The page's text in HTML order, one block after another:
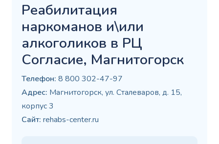
Реабилитация
наркоманов и\или
алкоголиков в РЦ
Согласие, Магнитогорск
Телефон: 8 800 302-47-97
Адрес: Магнитогорск, ул. Сталеваров, д. 15,
корпус 3
Сайт: rehabs-center.ru